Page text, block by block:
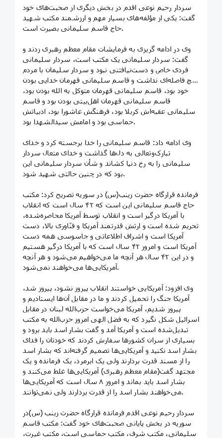
سردار رحیم نوعی اقدم در بخش دیگری از صحبت‌های خود
گفت: یکی از مؤلفه‌های بسیار مهم و ارزشمند مکتب شهید
حاج قاسم سلیمانی بصیرت است.
وی در ادامه گریزی به فرمایشات مقام معظم رهبری زدند و
گفت: سردار سلیمانی یک مکتب است، سردار سلیمانی
فردی خاص و دست‌نیافتنی نبود و سردار سلیمان با مردم
هیچ فاصله‌ای نداشت و قاسم سلیمانی قهرمان خدایی بودن
خود بود، قاسم سلیمانی قهرمان متوکل به الله بودن بود،
قاسم سلیمانی قهرمان اهل‌بیتی بودن بود و قاسم
سلیمانی عقبه‌اش کربلا بود، فرهنگش عاشورا بود، ادبیاتش
حماسی بود و امامش سیدالشهدا بود.
وی ادامه داد: قاسم سلیمانی را خدا برجسته کرد و خدای
تبارک‌وتعالی به دل‌ها گذاشت و خدای متعال سردار
سلیمانی را به رخ دنیا کشاند و شأن سردار سلیمانی این
بود که در چنین حالتی شهید شود.
فرمانده قرارگاه حضرت زینب(س) در سوریه تصریح کرد: مکتب
حاج قاسم سلیمانی این است که ۴۲ سال است که انقلاب
با آمریکا درگیر است و انقلاب توسط آمریکا محاصره‌شده،
تحریم شده است و ارتش قدرتمند آمریکا و فنّاوری بالا، دست
آمریکا است و اشراف اطلاعاتی و جاسوسی همه دست
آمریکا است و امروز ۴۲ سال است که با آمریکا درگیر هستیم
و در این ۴۲ سال هر آنچه ما می‌خواهیم می‌شود و هر آنچه
آمریکایی‌ها می‌خواهند نمی‌شود.
وی افزود: آمریکایی خواستند انقلاب پیروز نشود، پیروز شد،
آمریکا جنگ را تحمیل کردند و ما در مقابل آن‌ها ایستادیم و
پیروز شدیم، آمریکا می‌خواست حزب‌الله لبنان در مقابل
اسرائیل شکل نگیرد که به فضل الهی امروز حزب‌الله به مکتب
تبدیل‌شده است و آمریکا آمد و گفت بشار اسد باید برود و
بسیاری از سران کشورها سفارش کردند که خودتان را فدای
بشار اسد نکنید و آمریکایی‌ها تصمیم گرفته‌اند که بشار اسد
را از مسند قدرت بردارند ولی یک ابرمرد، یک فرمانده و یک
مجتهد گفت(مقام معظم رهبری) آمریکایی‌ها غلط می‌کنند و
بشار اسد باید بماند و امروز ۸ سال است که آمریکایی‌ها
می‌خواهند بشار اسد را از قدرت بردارند ولی نمی‌توانند.
سردار رحیم نوعی اقدم فرمانده قرارگاه حضرت زینب (س)در
سوریه در بخش پایانی صحبت‌های خود گفت: مکتب قاسم
سلیمانی، مکتب شرف، مکتب حماسی است، مکتب غیرت،